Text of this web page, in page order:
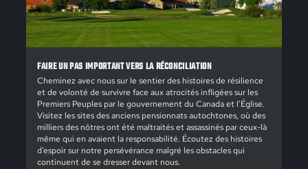
FAIRE UN PAS IMPORTANT VERS LA RÉCONCILIATION
Cheminez avec nous sur le sentier des histoires de résilience
et de volonté de survivre face aux atrocités infligées sur les
Premiers Peuples par le gouvernement du Canada et l'Église.
Visitez les sites des anciens pensionnats autochtones, où des
milliers des nôtres ont été maltraités et assassinés par ceux-là
même qui en avaient la responsabilité. Écoutez des histoires
d’espoir sur notre persévérance malgré les obstacles qui
continuent de se dresser devant nous.